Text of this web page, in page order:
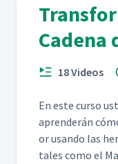
Cadena
18 Videos
En este cur­so
apren­derán
or usan­do las
tales como el